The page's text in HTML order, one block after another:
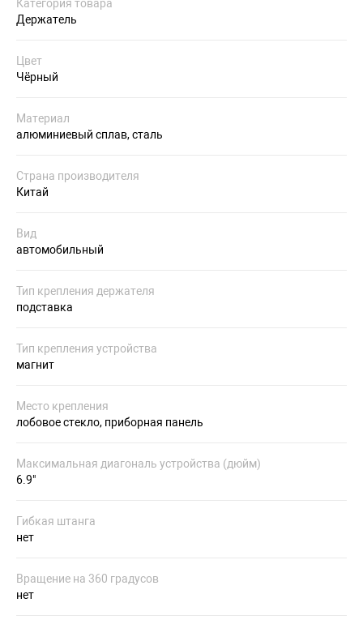
Категория товара
Держатель
Цвет
Чёрный
Материал
алюминиевый сплав, сталь
Страна производителя
Китай
Вид
автомобильный
Тип крепления держателя
подставка
Тип крепления устройства
магнит
Место крепления
лобовое стекло, приборная панель
Максимальная диагональ устройства (дюйм)
6.9"
Гибкая штанга
нет
Вращение на 360 градусов
нет